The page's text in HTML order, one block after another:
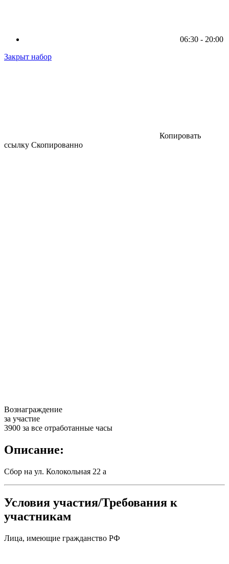
06:30 - 20:00
Закрыт набор
Копировать
ссылку Скопированно
Вознаграждение
за участие
3900 за все отработанные часы
Описание:
Сбор на ул. Колокольная 22 а
Условия участия/Требования к
участникам
Лица, имеющие гражданство РФ